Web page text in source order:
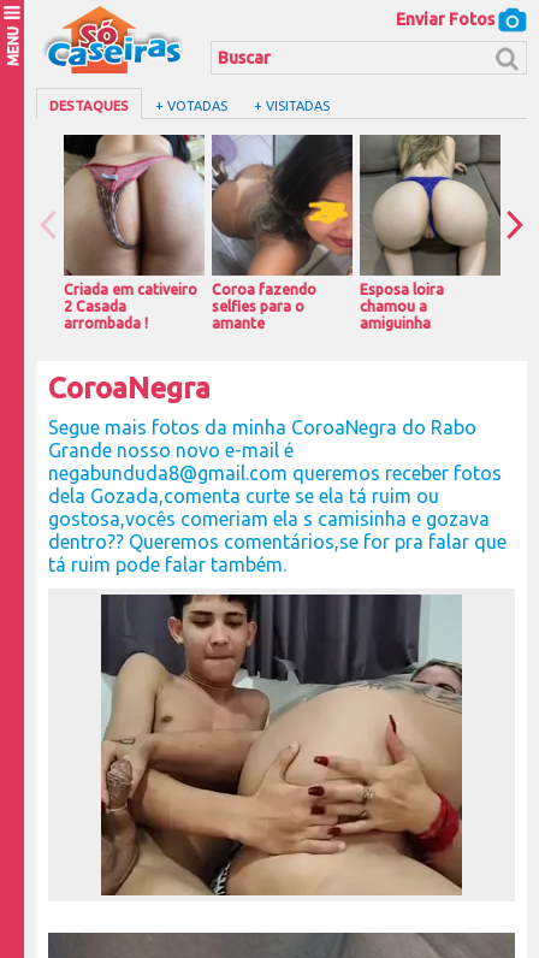
MENU
Enviar Fotos
DESTAQUES + VOTADAS + VISITADAS
Criada em cativeiro
2 Casada
arrombada !
Coroa fazendo
selfies para o
amante
Esposa loira
chamou a
amiguinha
CoroaNegra
Segue mais fotos da minha CoroaNegra do Rabo
Grande nosso novo e-mail é
negabunduda8@gmail.com queremos receber fotos
dela Gozada,comenta curte se ela tá ruim ou
gostosa,vocês comeriam ela s camisinha e gozava
dentro?? Queremos comentários,se for pra falar que
tá ruim pode falar também.